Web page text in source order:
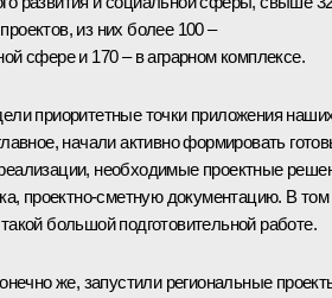
из них более 100 –
сфере и 170 – в аграрном комплексе.
приоритетные точки приложения
начали активно формировать
необходимые проектные
проектно-сметную документацию. В том
большой подготовительной работе.
же, запустили региональные